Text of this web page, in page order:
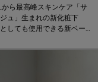
ら最高峰スキンケア「サ
ュ」生まれの新化粧下
しても使用できる新ベー
登場。